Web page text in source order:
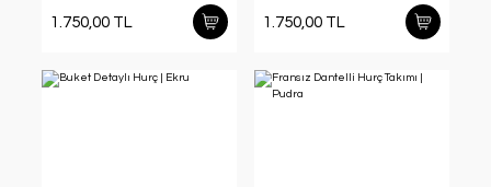
1.750,00 TL 1.750,00 TL